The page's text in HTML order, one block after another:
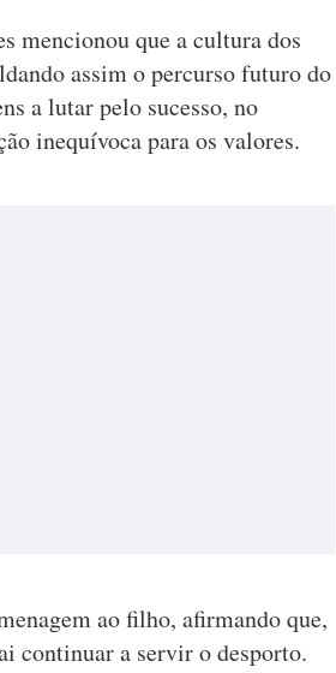
mencionou que a cultura dos
assim o percurso futuro do
a lutar pelo sucesso, no
inequívoca para os valores.
ao filho, afirmando que,
continuar a servir o desporto.